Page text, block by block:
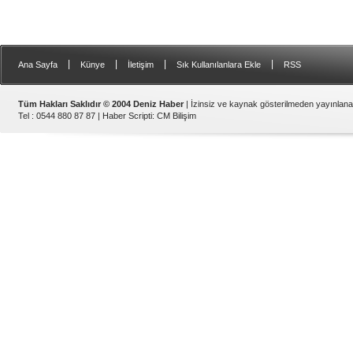
Ana Sayfa Künye İletişim Sık Kullanılanlara Ekle RSS
Tüm Hakları Saklıdır © 2004 Deniz Haber | İzinsiz ve kaynak gösterilmeden
Tel : 0544 880 87 87 | Haber Scripti: CM Bilişim